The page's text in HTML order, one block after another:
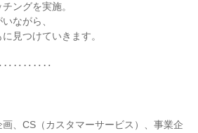
ングを実施。
ながら、
見つけていきます。
、CS（カスタマーサービス）、事業企